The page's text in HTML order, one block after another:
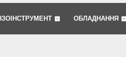
ОБЛАДНАННЯ